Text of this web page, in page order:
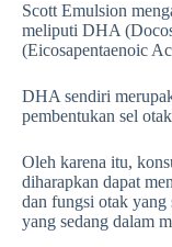
Scott Emulsion
meliputi DHA
(Eicosapentaenoic
DHA sendiri
pembentukan sel
Oleh karena itu,
diharapkan dapat
dan fungsi otak yang
yang sedang dalam